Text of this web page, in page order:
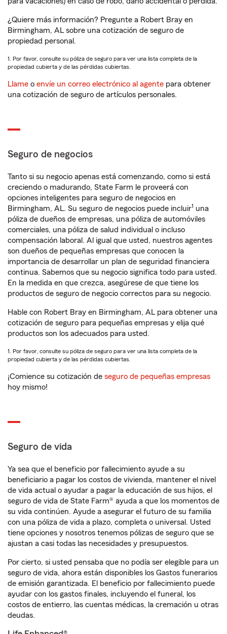
¿Quiere más información? Pregunte a Robert Bray en
Birmingham, AL sobre una cotización de seguro de
propiedad personal.
1. Por favor, consulte su póliza de seguro para ver una lista completa de la
propiedad cubierta y de las pérdidas cubiertas.
Llame o envíe un correo electrónico al agente para obtener
una cotización de seguro de artículos personales.
Seguro de negocios
Tanto si su negocio apenas está comenzando, como si está
creciendo o madurando, State Farm le proveerá con
opciones inteligentes para seguro de negocios en
Birmingham, AL. Su seguro de negocios puede incluir1 una
póliza de dueños de empresas, una póliza de automóviles
comerciales, una póliza de salud individual o incluso
compensación laboral. Al igual que usted, nuestros agentes
son dueños de pequeñas empresas que conocen la
importancia de desarrollar un plan de seguridad financiera
continua. Sabemos que su negocio significa todo para usted.
En la medida en que crezca, asegúrese de que tiene los
productos de seguro de negocio correctos para su negocio.
Hable con Robert Bray en Birmingham, AL para obtener una
cotización de seguro para pequeñas empresas y elija qué
productos son los adecuados para usted.
1. Por favor, consulte su póliza de seguro para ver una lista completa de la
propiedad cubierta y de las pérdidas cubiertas.
¡Comience su cotización de seguro de pequeñas empresas
hoy mismo!
Seguro de vida
Ya sea que el beneficio por fallecimiento ayude a su
beneficiario a pagar los costos de vivienda, mantener el nivel
de vida actual o ayudar a pagar la educación de sus hijos, el
seguro de vida de State Farm® ayuda a que los momentos de
su vida continúen. Ayude a asegurar el futuro de su familia
con una póliza de vida a plazo, completa o universal. Usted
tiene opciones y nosotros tenemos pólizas de seguro que se
ajustan a casi todas las necesidades y presupuestos.
Por cierto, si usted pensaba que no podía ser elegible para un
seguro de vida, ahora están disponibles los Gastos funerarios
de emisión garantizada. El beneficio por fallecimiento puede
ayudar con los gastos finales, incluyendo el funeral, los
costos de entierro, las cuentas médicas, la cremación u otras
deudas.